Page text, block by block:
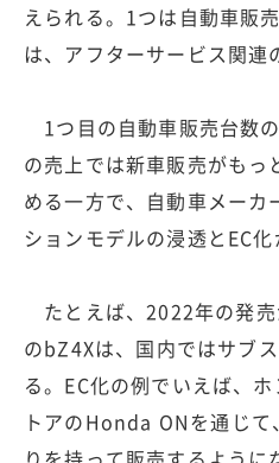
えられる。1つは自動車販
は、アフターサービス関連
1つ目の自動車販売台数
の売上では新車販売がもっ
める一方で、自動車メーカ
ションモデルの浸透とEC化
たとえば、2022年の発
のbZ4Xは、国内ではサブ
る。EC化の例でいえば、
トアのHonda ONを通じ